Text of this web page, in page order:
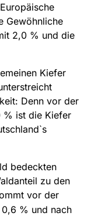
Gewöhnliche
2,0 % und die
Kiefer
Denn vor der
% ist die Kiefer
bedeckten
zu den
vor der
% und nach